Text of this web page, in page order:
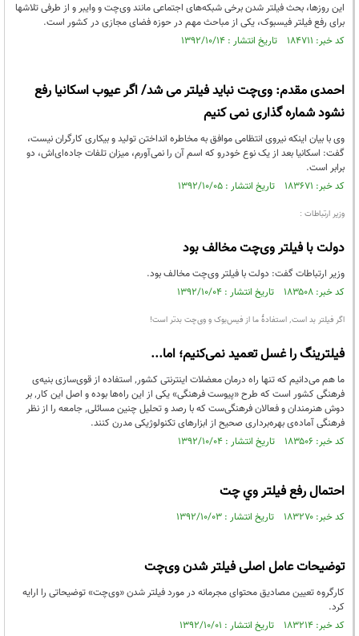
این روزها، بحث فیلتر شدن برخی شبکه‌های اجتماعی مانند وی‌چت و وایبر و از طرفی تلاشها
برای رفع فیلتر فیسبوک، یکی از مباحث مهم در حوزه فضای مجازی در کشور است.
کد خبر: ۱۸۴۷۱۱ تاریخ انتشار : ۱۳۹۲/۱۰/۱۴
احمدی مقدم: وی‌چت نباید فیلتر می شد/ اگر عیوب اسکانیا رفع
نشود شماره گذاری نمی کنیم
وی با بیان اینکه نیروی انتظامی موافق به مخاطره انداختن تولید و بیکاری کارگران نیست،
گفت: اسکانیا بعد از یک نوع خودرو که اسم آن را نمی‌آورم، میزان تلفات جاده‌ای‌اش، دو
برابر است.
کد خبر: ۱۸۳۶۷۱ تاریخ انتشار : ۱۳۹۲/۱۰/۰۵
وزیر ارتباطات :
دولت با فیلتر وی‌چت مخالف بود
وزیر ارتباطات گفت: دولت با فیلتر وی‌چت مخالف بود.
کد خبر: ۱۸۳۵۰۸ تاریخ انتشار : ۱۳۹۲/۱۰/۰۴
اگر فیلتر بد است٬ استفادۀ ما از فیس‌بوک و وی‌چت بدتر است!
فیلترینگ را غسل تعمید نمی‌کنیم؛ اما...
ما هم می‌دانیم که تنها راه درمان معضلات اینترنتی کشور٬ استفاده از قوی‌سازی بنیه‌ی
فرهنگی کشور است که طرح «پیوست فرهنگی» یکی از این راه‌ها بوده و اصل این کار٬ بر
دوش هنرمندان و فعالان فرهنگی‌ست که با رصد و تحلیل چنین مسائلی٬ جامعه را از نظر
فرهنگی آماده‌ی بهره‌برداری صحیح از ابزارهای تکنولوژیکی مدرن کنند.
کد خبر: ۱۸۳۵۰۶ تاریخ انتشار : ۱۳۹۲/۱۰/۰۴
احتمال رفع فيلتر وي چت
کد خبر: ۱۸۳۲۷۰ تاریخ انتشار : ۱۳۹۲/۱۰/۰۳
توضیحات عامل اصلی فیلتر شدن وی‌چت
کارگروه تعیین مصادیق محتوای مجرمانه در مورد فیلتر شدن «وی‌چت» توضیحاتی را ارایه
کرد.
کد خبر: ۱۸۳۲۱۴ تاریخ انتشار : ۱۳۹۲/۱۰/۰۱